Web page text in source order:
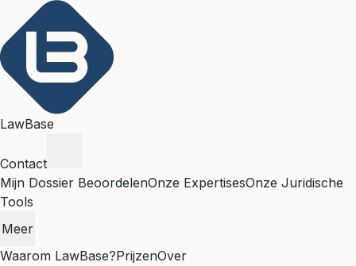
LawBase
Contact
Mijn Dossier BeoordelenOnze ExpertisesOnze Juridische
Tools
Meer
Waarom LawBase?PrijzenOver